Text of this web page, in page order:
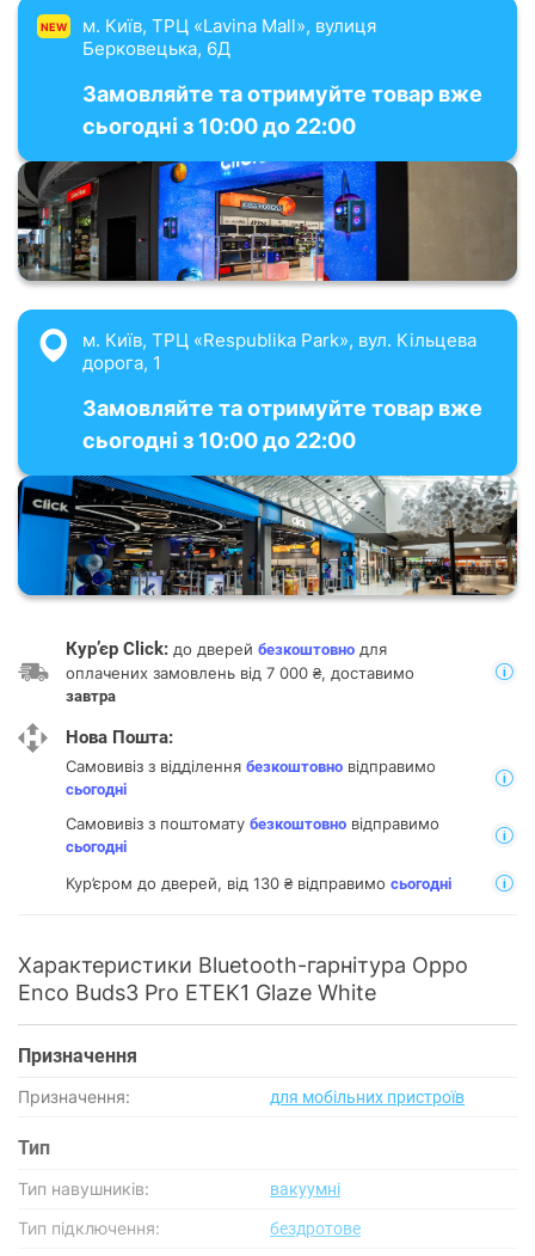
NEW
м. Київ, ТРЦ «Lavina Mall», вулиця
Берковецька, 6Д
Замовляйте та отримуйте товар вже
сьогодні з 10:00 до 22:00
м. Київ, ТРЦ «Respublika Park», вул. Кільцева
дорога, 1
Замовляйте та отримуйте товар вже
сьогодні з 10:00 до 22:00
Кур’єр Click: до дверей безкоштовно для
оплачених замовлень від 7 000 ₴, доставимо
завтра
Нова Пошта:
Самовивіз з відділення безкоштовно відправимо
сьогодні
Самовивіз з поштомату безкоштовно відправимо
сьогодні
Кур’єром до дверей, від 130 ₴ відправимо сьогодні
Характеристики Bluetooth-гарнітура Oppo
Enco Buds3 Pro ETEK1 Glaze White
Призначення
Призначення: для мобільних пристроїв
Тип
Тип навушників: вакуумні
Тип підключення: бездротове